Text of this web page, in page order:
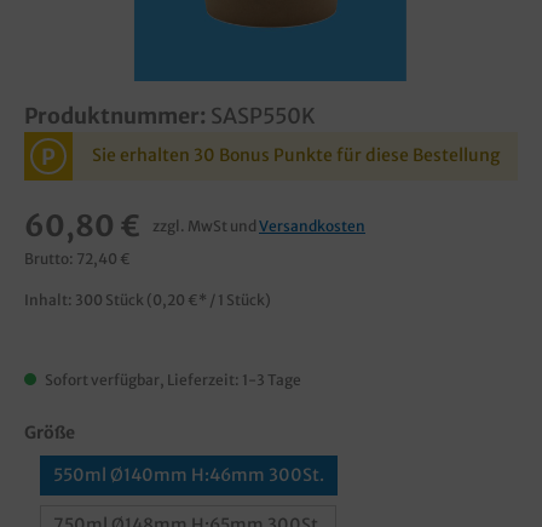
Produktnummer: SASP550K
P Sie erhalten 30 Bonus Punkte für diese Bestellung
60,80 € zzgl. MwSt und Versandkosten
Brutto: 72,40 €
Inhalt: 300 Stück (0,20 €* / 1 Stück)
Sofort verfügbar, Lieferzeit: 1-3 Tage
Größe
550ml Ø140mm H:46mm 300St.